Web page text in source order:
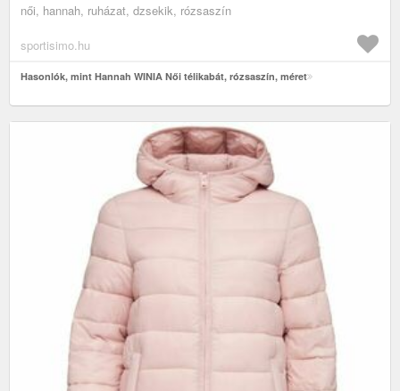
női, hannah, ruházat, dzsekik, rózsaszín
sportisimo.hu
Hasonlók, mint Hannah WINIA Női télikabát, rózsaszín, méret